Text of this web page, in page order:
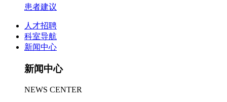
患者建议
人才招聘
科室导航
新闻中心
新闻中心
NEWS CENTER